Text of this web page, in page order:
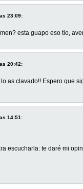
23:09:
esta guapo eso tio,
20:42:
as clavado!! Espero que
14:51:
escucharla: te daré mi